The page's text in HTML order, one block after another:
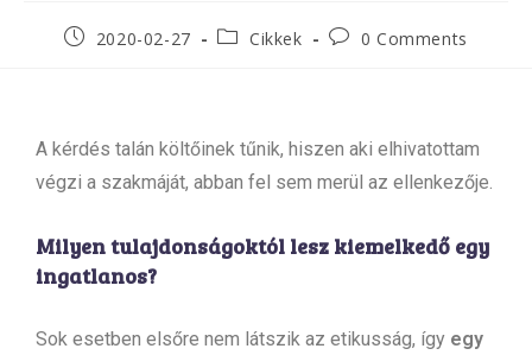
2020-02-27 Cikkek 0 Comments
A kérdés talán költőinek tűnik, hiszen aki elhivatottam
végzi a szakmáját, abban fel sem merül az ellenkezője.
Milyen tulajdonságoktól lesz kiemelkedő egy
ingatlanos?
Sok esetben elsőre nem látszik az etikusság, így egy